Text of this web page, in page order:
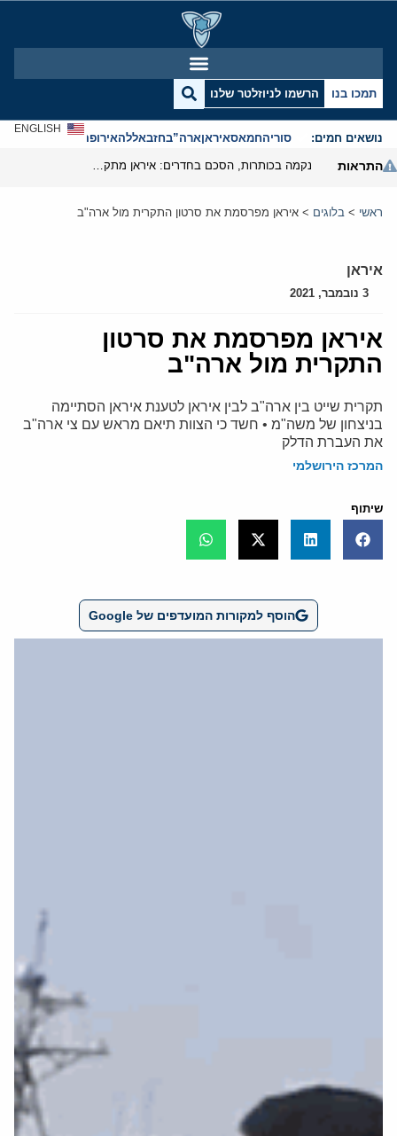
תמכו בנו הרשמו לניוזלטר שלנו
נושאים חמים: סוריהחמאסאיראןארה”בחזבאללהאירופהאנטישמיות
ENGLISH
התראות
ראשי > בלוגים > איראן מפרסמת את סרטון התקרית מול ארה"ב
איראן
3 נובמבר, 2021
איראן מפרסמת את סרטון
התקרית מול ארה"ב
תקרית שייט בין ארה"ב לבין איראן לטענת איראן הסתיימה
בניצחון של משה"מ • חשד כי הצוות תיאם מראש עם צי ארה"ב
את העברת הדלק
המרכז הירושלמי
שיתוף
הוסף למקורות המועדפים של Google